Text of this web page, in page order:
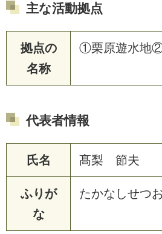
主な活動拠点
拠点の
名称
①栗原遊水地
代表者情報
氏名 髙梨 節夫
ふりが
な
たかなしせつ